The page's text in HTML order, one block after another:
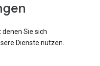
Sie sich
Dienste nutzen.